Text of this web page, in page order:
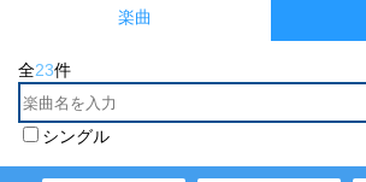
楽曲
全23件
シングル